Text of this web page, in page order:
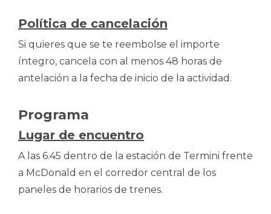
Política de cancelación
Si quieres que se te reembolse el importe
íntegro, cancela con al menos 48 horas de
antelación a la fecha de inicio de la actividad.
Programa
Lugar de encuentro
A las 6.45 dentro de la estación de Termini frente
a McDonald en el corredor central de los
paneles de horarios de trenes.